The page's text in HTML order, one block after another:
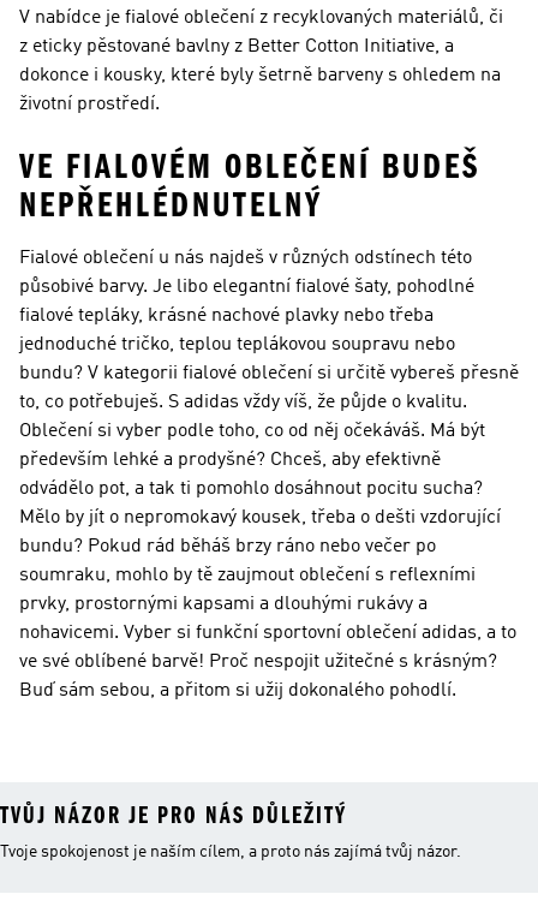
V nabídce je fialové oblečení z recyklovaných materiálů, či
z eticky pěstované bavlny z Better Cotton Initiative, a
dokonce i kousky, které byly šetrně barveny s ohledem na
životní prostředí.
VE FIALOVÉM OBLEČENÍ BUDEŠ
NEPŘEHLÉDNUTELNÝ
Fialové oblečení u nás najdeš v různých odstínech této
působivé barvy. Je libo elegantní fialové šaty, pohodlné
fialové tepláky, krásné nachové plavky nebo třeba
jednoduché tričko, teplou teplákovou soupravu nebo
bundu? V kategorii fialové oblečení si určitě vybereš přesně
to, co potřebuješ. S adidas vždy víš, že půjde o kvalitu.
Oblečení si vyber podle toho, co od něj očekáváš. Má být
především lehké a prodyšné? Chceš, aby efektivně
odvádělo pot, a tak ti pomohlo dosáhnout pocitu sucha?
Mělo by jít o nepromokavý kousek, třeba o dešti vzdorující
bundu? Pokud rád běháš brzy ráno nebo večer po
soumraku, mohlo by tě zaujmout oblečení s reflexními
prvky, prostornými kapsami a dlouhými rukávy a
nohavicemi. Vyber si funkční sportovní oblečení adidas, a to
ve své oblíbené barvě! Proč nespojit užitečné s krásným?
Buď sám sebou, a přitom si užij dokonalého pohodlí.
TVŮJ NÁZOR JE PRO NÁS DŮLEŽITÝ
Tvoje spokojenost je naším cílem, a proto nás zajímá tvůj názor.